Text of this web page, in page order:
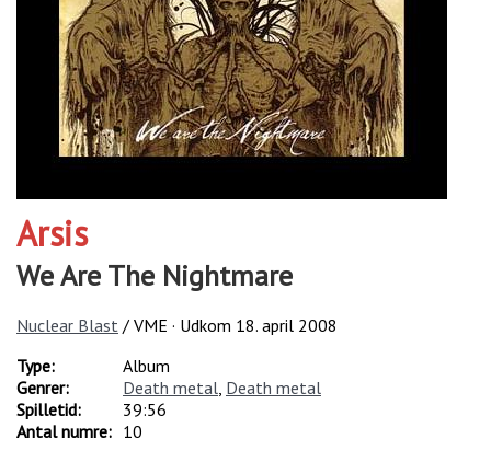
Arsis
We Are The Nightmare
Nuclear Blast / VME · Udkom 18. april 2008
Type:
Album
Genrer:
Death metal Death metal
Spilletid:
39:56
Antal numre: 10